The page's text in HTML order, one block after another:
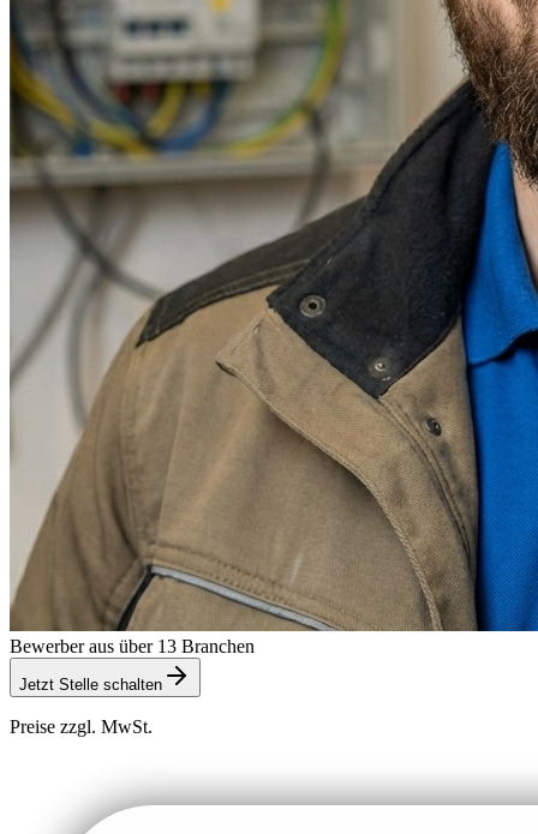
Bewerber aus über 13 Branchen
Jetzt Stelle schalten
Preise zzgl. MwSt.